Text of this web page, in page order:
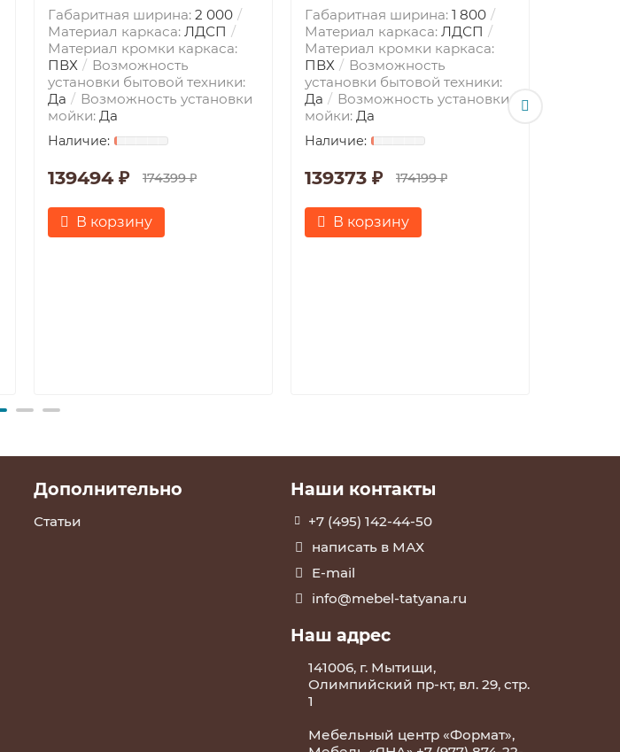
Габаритная ширина: 2 000
Материал каркаса: ЛДСП
Материал кромки каркаса:
ПВХ
Возможность
установки бытовой техники:
Да
Возможность установки
мойки: Да
139494 ₽ 174399 ₽
В корзину
Габаритная ширина: 1 800
Материал каркаса: ЛДСП
Материал кромки каркаса:
ПВХ
Возможность
установки бытовой техники:
Да
Возможность установки
мойки: Да
139373 ₽ 174199 ₽
В корзину
Дополнительно
Статьи
Наши контакты
+7 (495) 142-44-50
написать в МАХ
E-mail
info@mebel-tatyana.ru
Наш адрес
141006, г. Мытищи,
Олимпийский пр-кт, вл. 29, стр.
1
Мебельный центр «Формат»,